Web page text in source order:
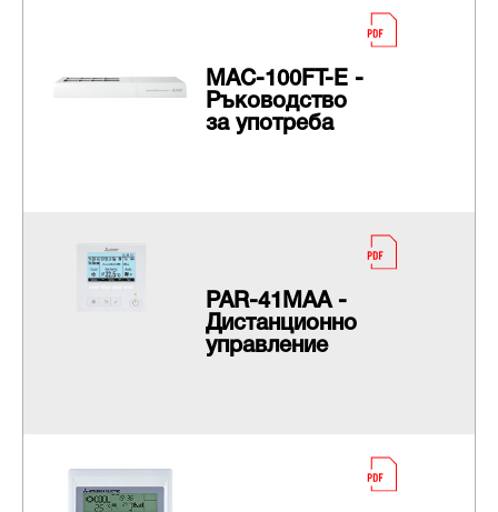
MAC-100FT-E -
Ръководство
за употреба
PAR-41MAA -
Дистанционно
управление